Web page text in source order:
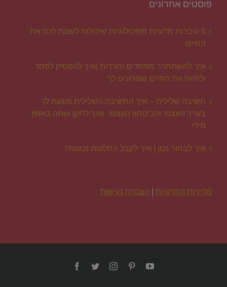
פוסטים אחרונים
5 עובדות מדעיות פסיכולוגיות שיכולות לשנות לכם את
החיים
איך להשתחרר מפחדים וחרדות |איך להפסיק לפחד
ולחיות את החיים שמגיעים לך
חשיבה שלילית – איך החשיבה השלילית פוגעת לך
בערך העצמי והביטחון העצמי. ואיך לתקן אותה באופן
מידי
איך לבחור נכון | איך לקבל החלטות נכונות?
מדיניות הפרטיות | הצהרת נגישות
YouTube
Pinterest
Instagram
Twitter